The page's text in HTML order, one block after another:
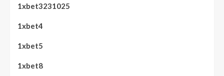
1xbet3231025
1xbet4
1xbet5
1xbet8